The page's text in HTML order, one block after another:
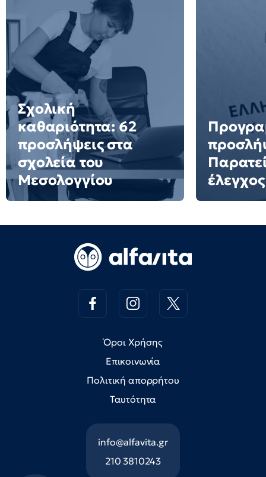
Σχολική
καθαριότητα: 62
προσλήψεις στα
σχολεία του
Μεσολογγίου
Όροι Χρήσης
Επικοινωνία
Πολιτική απορρήτου
Ταυτότητα
info@alfavita.gr
210 3810243